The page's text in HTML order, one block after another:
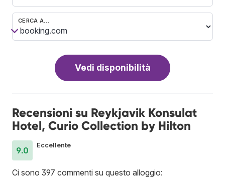
CERCA A…
Vedi disponibilità
Recensioni su Reykjavik Konsulat
Hotel, Curio Collection by Hilton
9.0
Eccellente
Ci sono 397 commenti su questo alloggio: